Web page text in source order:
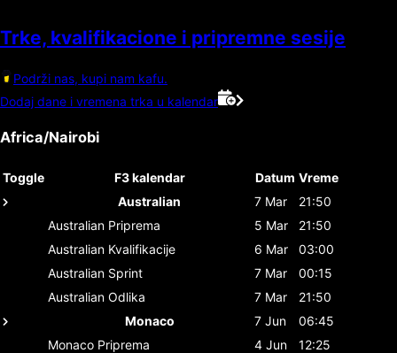
Trke, kvalifikacione i pripremne sesije
Podrži nas, kupi nam kafu.
Dodaj dane i vremena trka u kalendar
Africa/Nairobi
Toggle F3 kalendar Datum Vreme
Australian
7 Mar
21:50
Australian Priprema 5 Mar
21:50
Australian Kvalifikacije 6 Mar
03:00
Australian Sprint 7 Mar
00:15
Australian Odlika 7 Mar
21:50
Monaco
7 Jun
06:45
Monaco Priprema 4 Jun
12:25